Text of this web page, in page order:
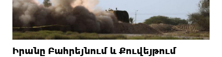
Իրանը Բահրեյնում և Քուվեյթում